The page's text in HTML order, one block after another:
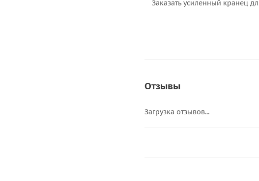
Заказать усиленный кранец
Отзывы
Загрузка отзывов...